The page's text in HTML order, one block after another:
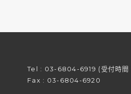
Tel : 03-6804-6919 (受付時
Fax : 03-6804-6920